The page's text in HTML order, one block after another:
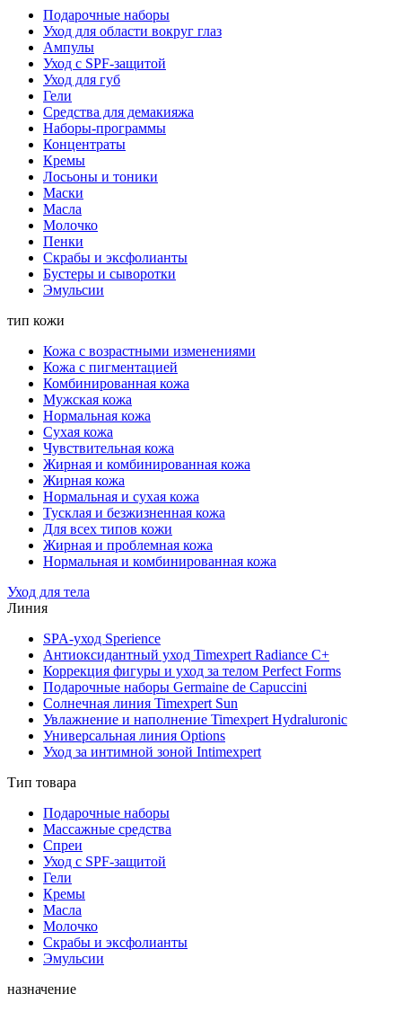
Подарочные наборы
Уход для области вокруг глаз
Ампулы
Уход с SPF-защитой
Уход для губ
Гели
Средства для демакияжа
Наборы-программы
Концентраты
Кремы
Лосьоны и тоники
Маски
Масла
Молочко
Пенки
Скрабы и эксфолианты
Бустеры и сыворотки
Эмульсии
тип кожи
Кожа с возрастными изменениями
Кожа с пигментацией
Комбинированная кожа
Мужская кожа
Нормальная кожа
Сухая кожа
Чувствительная кожа
Жирная и комбинированная кожа
Жирная кожа
Нормальная и сухая кожа
Тусклая и безжизненная кожа
Для всех типов кожи
Жирная и проблемная кожа
Нормальная и комбинированная кожа
Уход для тела
Линия
SPA-уход Sperience
Антиоксидантный уход Timexpert Radiance C+
Коррекция фигуры и уход за телом Perfect Forms
Подарочные наборы Germaine de Capuccini
Солнечная линия Timexpert Sun
Увлажнение и наполнение Timexpert Hydraluronic
Универсальная линия Options
Уход за интимной зоной Intimexpert
Тип товара
Подарочные наборы
Массажные средства
Спреи
Уход с SPF-защитой
Гели
Кремы
Масла
Молочко
Скрабы и эксфолианты
Эмульсии
назначение